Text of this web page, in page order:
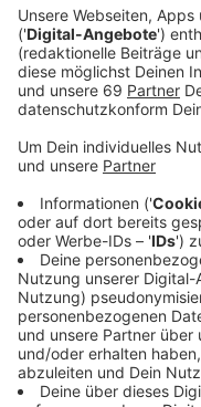
Anzeige
Thomas Tenkamp
Kulturstiftung. Die
nimmt zu, sagt er:
In diesem Jahr
Mal an unserem
teilgenommen,
weiterhin viele
entstehen, zeigt,
wie vor wichtig
Engagement, die
Schülerinnen und